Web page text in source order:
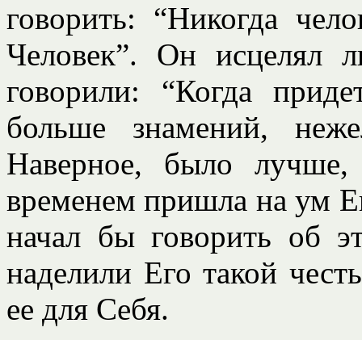
говорить: “Никогда
Человек”. Он исцелял
говорили: “Когда
больше знамений,
Наверное, было
временем пришла на ум
начал бы говорить об
наделили Его такой
ее для Себя.